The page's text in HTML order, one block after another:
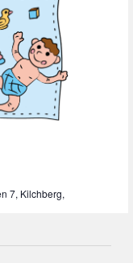
7, Kilchberg,